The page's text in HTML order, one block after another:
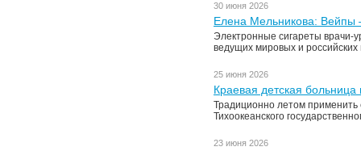
30 июня 2026
Елена Мельникова: Вейпы
Электронные сигареты врачи-
ведущих мировых и
25 июня 2026
Краевая детская
Традиционно летом применить
Тихоокеанского
23 июня 2026